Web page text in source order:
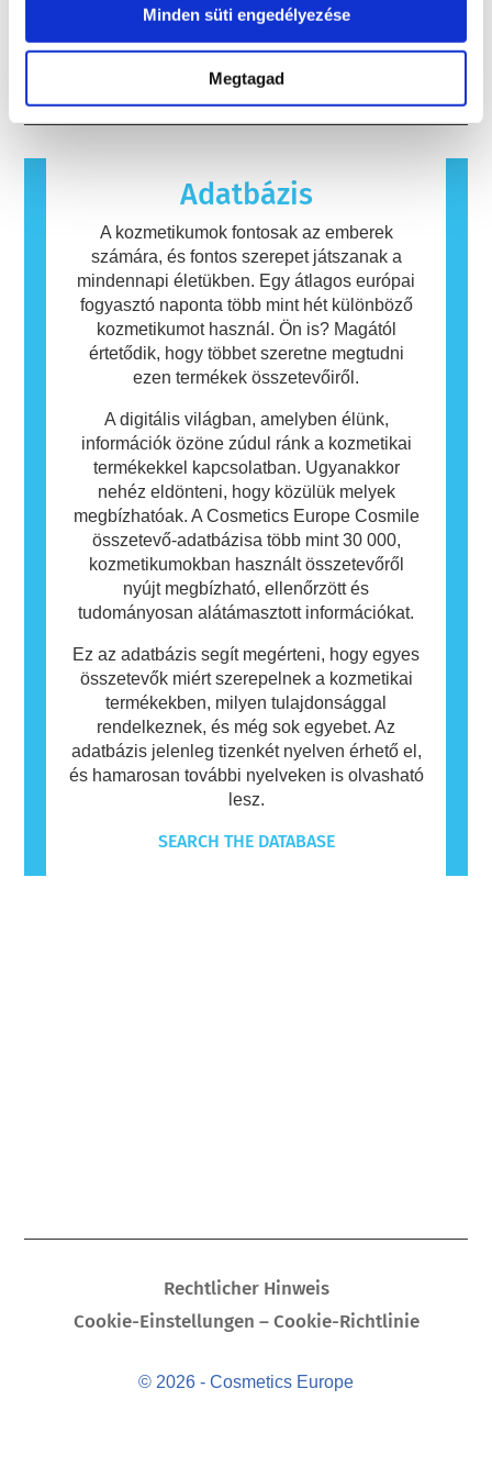
Minden süti engedélyezése
Megtagad
termékbiztonsági értékelések, amelyeket a
lefedik az összes lehetséges kockázatot,
beleértve a potenciális endokrin zavarokat
okozókat is.
összetevők és termékek biztonságosságát.
allergiás reakciót válthat ki. Allergiás reakció
akkor fordul elő, amikor az ember
amelyek a legtöbb ember számára
ártalmatlanok. Az allergiás reakciót kiváltó
tartalmazhatnak, amelyek egyes emberek
számára allergiát okozhatnak. Ez nem jelenti
azt, hogy a termék mások számára nem
biztonságos.
Adatbázis
A kozmetikumok fontosak az emberek
számára, és fontos szerepet játszanak a
mindennapi életükben. Egy átlagos európai
fogyasztó naponta több mint hét különböző
kozmetikumot használ. Ön is? Magától
értetődik, hogy többet szeretne megtudni
ezen termékek összetevőiről.
A digitális világban, amelyben élünk,
információk özöne zúdul ránk a kozmetikai
termékekkel kapcsolatban. Ugyanakkor
nehéz eldönteni, hogy közülük melyek
megbízhatóak. A Cosmetics Europe Cosmile
összetevő-adatbázisa több mint 30 000,
kozmetikumokban használt összetevőről
nyújt megbízható, ellenőrzött és
tudományosan alátámasztott információkat.
Ez az adatbázis segít megérteni, hogy egyes
összetevők miért szerepelnek a kozmetikai
termékekben, milyen tulajdonsággal
rendelkeznek, és még sok egyebet. Az
adatbázis jelenleg tizenkét nyelven érhető el,
és hamarosan további nyelveken is olvasható
lesz.
SEARCH THE DATABASE
Rechtlicher Hinweis
Cookie-Einstellungen – Cookie-Richtlinie
© 2026 - Cosmetics Europe